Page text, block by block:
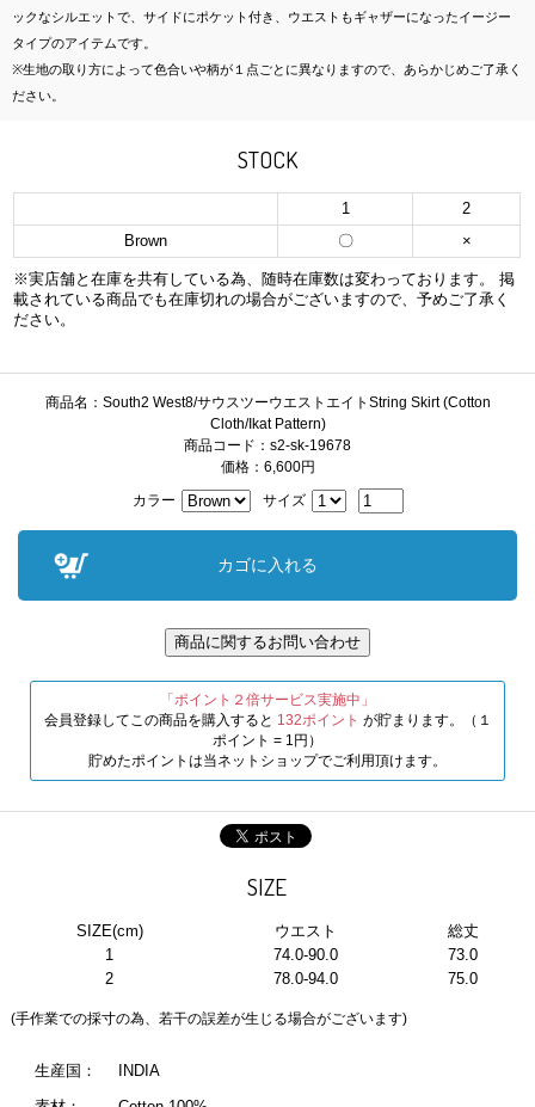
ックなシルエットで、サイドにポケット付き、ウエストもギャザーになったイージー
タイプのアイテムです。
※生地の取り方によって色合いや柄が１点ごとに異なりますので、あらかじめご了承く
ださい。
STOCK
1
2
Brown
〇 ×
※実店舗と在庫を共有している為、随時在庫数は変わっております。 掲
載されている商品でも在庫切れの場合がございますので、予めご了承く
ださい。
商品名：South2 West8/サウスツーウエストエイトString Skirt (Cotton
Cloth/Ikat Pattern)
商品コード：s2-sk-19678
価格：6,600円
カラー
サイズ
「ポイント２倍サービス実施中」
会員登録してこの商品を購入すると 132ポイント が貯まります。（１
ポイント = 1円）
貯めたポイントは当ネットショップでご利用頂けます。
SIZE
SIZE(cm) ウエスト
総丈
1
74.0-90.0
73.0
2
78.0-94.0 75.0
(手作業での採寸の為、若干の誤差が生じる場合がございます)
生産国：
INDIA